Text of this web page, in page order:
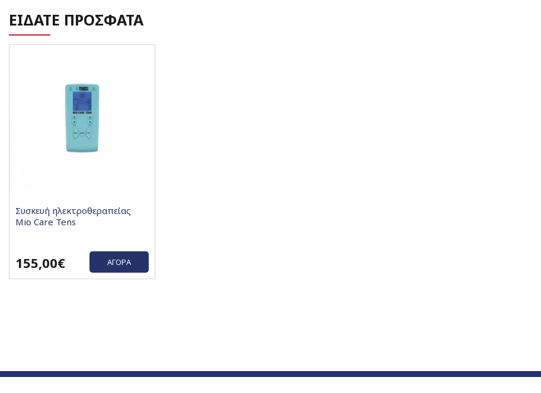
ΕΙΔΑΤΕ ΠΡΟΣΦΑΤΑ
Συσκευή ηλεκτροθεραπείας
Mio Care Tens
155,00€ ΑΓΟΡΆ